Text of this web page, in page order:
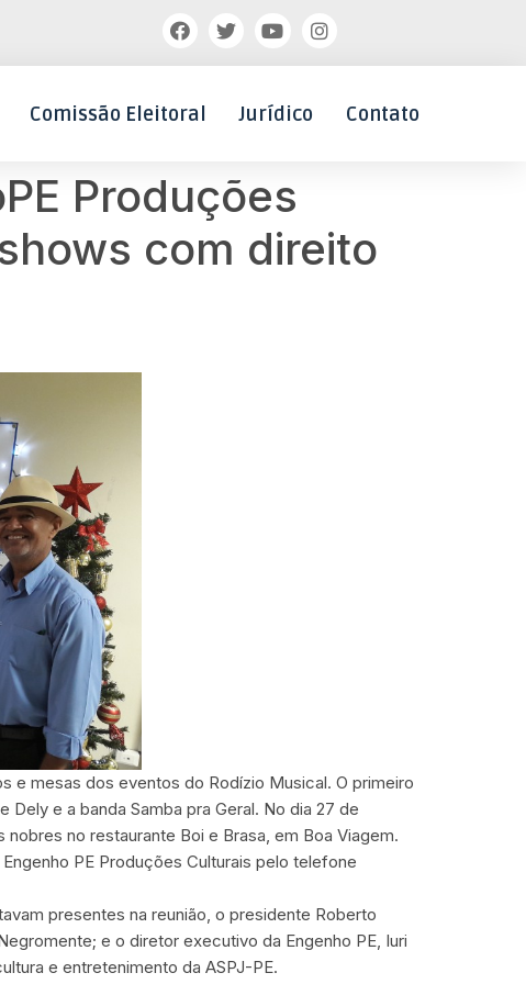
Comissão Eleitoral Jurídico Contato
Produções
com direito
e mesas dos eventos do Rodízio Musical. O primeiro
e a banda Samba pra Geral. No dia 27 de
no restaurante Boi e Brasa, em Boa Viagem.
PE Produções Culturais pelo telefone
presentes na reunião, o presidente Roberto
e o diretor executivo da Engenho PE, Iuri
e entretenimento da ASPJ-PE.